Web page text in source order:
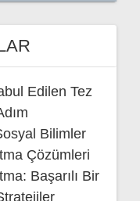
Edilen Tez
Bilimler
Çözümleri
Başarılı Bir